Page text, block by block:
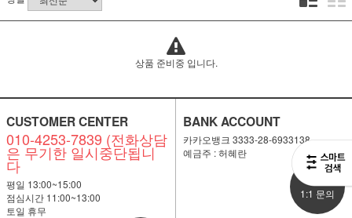
상품 준비중 입니다.
CUSTOMER CENTER
010-4253-7839 (전화상담
은 무기한 일시중단됩니
다
평일 13:00~15:00
점심시간 11:00~13:00
토일 휴무
BANK ACCOUNT
카카오뱅크 3333-28-6933138
예금주 : 허혜란
비회원
1:1 문의